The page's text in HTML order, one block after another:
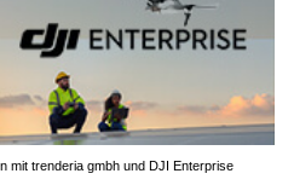
mit trenderia gmbh und DJI Enterprise